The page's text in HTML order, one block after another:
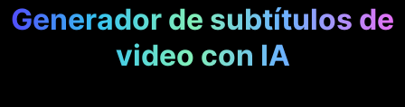
Generador de subtítulos de
video con IA